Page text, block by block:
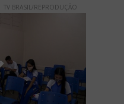
TV BRASIL/REPRODUÇÃO